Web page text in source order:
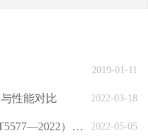
2019-01-11
2022-03-18
性能对比
2022-05-05
《合成橡胶牌号规范》（GB/T5577—2022）发布